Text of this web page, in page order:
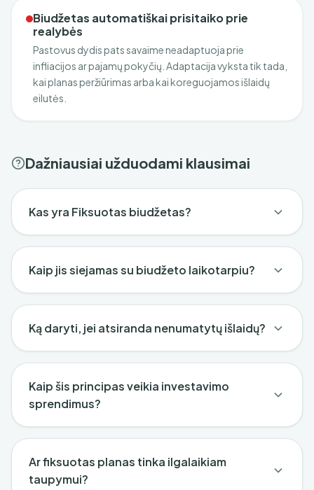
Biudžetas automatiškai prisitaiko prie
realybės
Pastovus dydis pats savaime neadaptuoja prie
infliacijos ar pajamų pokyčių. Adaptacija vyksta tik tada,
kai planas peržiūrimas arba kai koreguojamos išlaidų
eilutės.
Dažniausiai užduodami klausimai
Kas yra Fiksuotas biudžetas?
Kaip jis siejamas su biudžeto laikotarpiu?
Ką daryti, jei atsiranda nenumatytų išlaidų?
Kaip šis principas veikia investavimo
sprendimus?
Ar fiksuotas planas tinka ilgalaikiam
taupymui?